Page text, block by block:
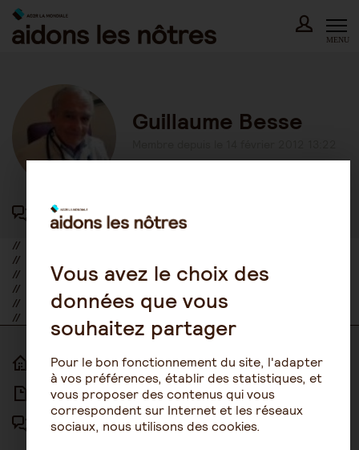
Skip
content
MENU
Guillaume Besse
44 participations au forum
//
//
//
//
//
//
ACCUEIL
ARTICLES
FORUM
ACCESSIBILITÉ
NOUS CONTACTER
MENTIONS LÉGALES
Vous avez le choix des
données que vous
souhaitez partager
Pour le bon fonctionnement du site, l'adapter
à vos préférences, établir des statistiques, et
vous proposer des contenus qui vous
correspondent sur Internet et les réseaux
sociaux, nous utilisons des cookies.